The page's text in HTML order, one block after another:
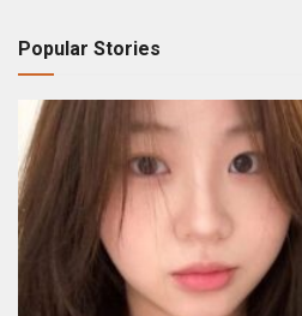
Popular Stories